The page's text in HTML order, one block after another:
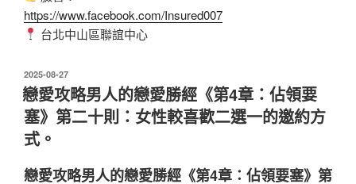
https://www.facebook.com/Insured007
台北中山區聯誼中心
發
佈
於
2025-08-27
戀愛攻略男人的戀愛勝經《第4章：佔領要
塞》第二十則：女性較喜歡二選一的邀約方
式。
戀愛攻略男人的戀愛勝經《第4章：佔領要塞》第